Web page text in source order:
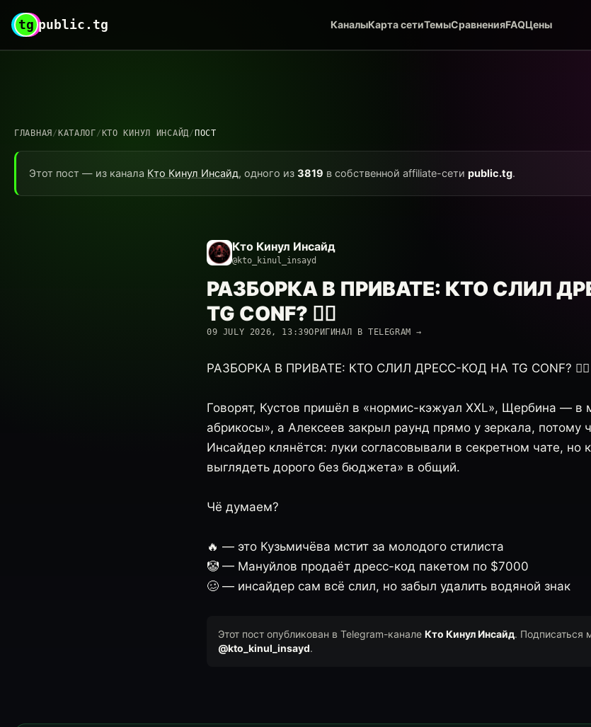
tg public.tg КаналыКарта сетиТемыСравненияFAQЦены
ГЛАВНАЯ / КАТАЛОГ/ КТО КИНУЛ ИНСАЙД/ ПОСТ
Этот пост — из канала Кто Кинул Инсайд, одного из 3819 в собственной affiliate-сети public.tg.
Кто Кинул Инсайд
@kto_kinul_insayd
РАЗБОРКА В ПРИВАТЕ: КТО СЛИЛ
TG CONF? 🕵️‍♂️
09 JULY 2026, 13:39ОРИГИНАЛ В TELEGRAM →
РАЗБОРКА В ПРИВАТЕ: КТО СЛИЛ ДРЕСС-КОД НА TG CONF? 🕵️‍♂️
Говорят, Кустов пришёл в «нормис-кэжуал XXL», Щербина — в
абрикосы», а Алексеев закрыл раунд прямо у зеркала, потому
Инсайдер клянётся: луки согласовывали в секретном чате, но
выглядеть дорого без бюджета» в общий.
Чё думаем?
🔥 — это Кузьмичёва мстит за молодого стилиста
🤡 — Мануйлов продаёт дресс-код пакетом по $7000
🥴 — инсайдер сам всё слил, но забыл удалить водяной знак
Этот пост опубликован в Telegram-канале Кто Кинул Инсайд. Подписаться
@kto_kinul_insayd.